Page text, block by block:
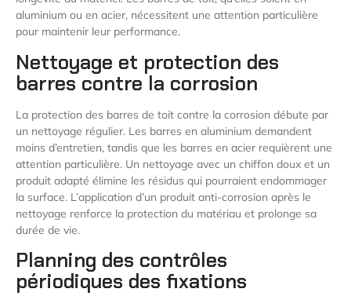
aluminium ou en acier, nécessitent une attention particulière
pour maintenir leur performance.
Nettoyage et protection des
barres contre la corrosion
La protection des barres de toit contre la corrosion débute par
un nettoyage régulier. Les barres en aluminium demandent
moins d’entretien, tandis que les barres en acier requièrent une
attention particulière. Un nettoyage avec un chiffon doux et un
produit adapté élimine les résidus qui pourraient endommager
la surface. L’application d’un produit anti-corrosion après le
nettoyage renforce la protection du matériau et prolonge sa
durée de vie.
Planning des contrôles
périodiques des fixations